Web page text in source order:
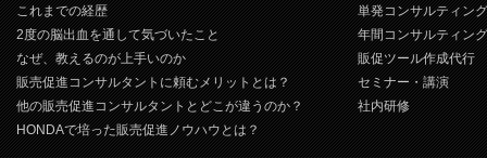
これまでの経歴
2度の脳出血を通して気づいたこと
なぜ、教えるのが上手いのか
販売促進コンサルタントに頼むメリットとは？
他の販売促進コンサルタントとどこが違うのか？
HONDAで培った販売促進ノウハウとは？
単発コンサルティング
年間コンサルティング
販促ツール作成代行
セミナー・講演
社内研修